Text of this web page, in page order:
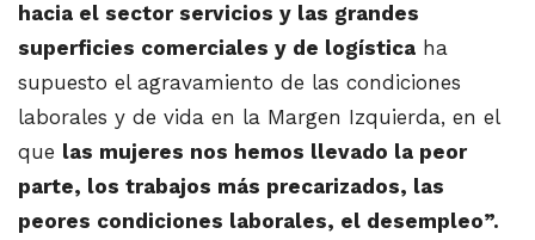
hacia el sector servicios y las grandes
superficies comerciales y de logística ha
supuesto el agravamiento de las condiciones
laborales y de vida en la Margen Izquierda, en el
que las mujeres nos hemos llevado la peor
parte, los trabajos más precarizados, las
peores condiciones laborales, el desempleo”.